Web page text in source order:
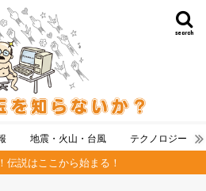
search
地震・火山・台風 テクノロジー
伝説はここから始まる！